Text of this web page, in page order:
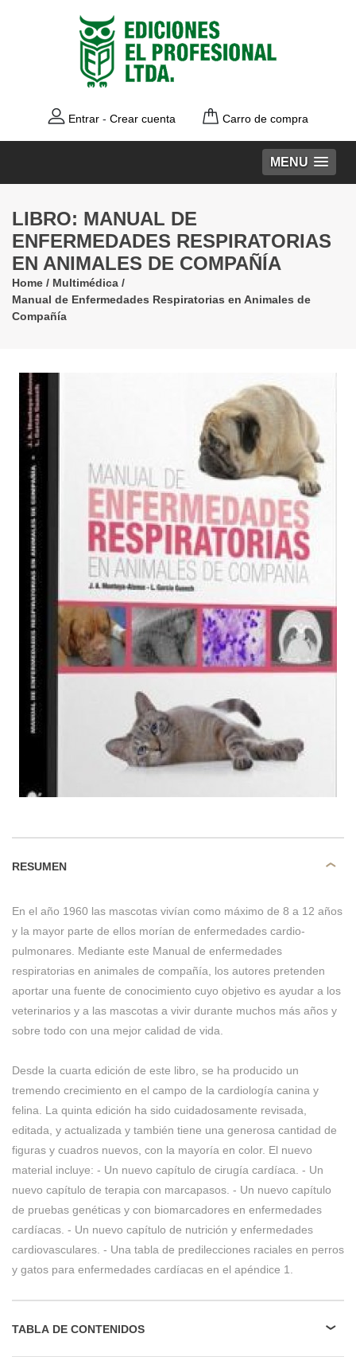
Entrar - Crear cuenta Carro de compra
MENU
LIBRO: MANUAL DE
ENFERMEDADES RESPIRATORIAS
EN ANIMALES DE COMPAÑÍA
Home / Multimédica /
Manual de Enfermedades Respiratorias en Animales de
Compañía
RESUMEN
En el año 1960 las mascotas vivían como máximo de 8 a 12 años
y la mayor parte de ellos morían de enfermedades cardio-
pulmonares. Mediante este Manual de enfermedades
respiratorias en animales de compañía, los autores pretenden
aportar una fuente de conocimiento cuyo objetivo es ayudar a los
veterinarios y a las mascotas a vivir durante muchos más años y
sobre todo con una mejor calidad de vida.
Desde la cuarta edición de este libro, se ha producido un
tremendo crecimiento en el campo de la cardiología canina y
felina. La quinta edición ha sido cuidadosamente revisada,
editada, y actualizada y también tiene una generosa cantidad de
figuras y cuadros nuevos, con la mayoría en color. El nuevo
material incluye: - Un nuevo capítulo de cirugía cardíaca. - Un
nuevo capítulo de terapia con marcapasos. - Un nuevo capítulo
de pruebas genéticas y con biomarcadores en enfermedades
cardíacas. - Un nuevo capítulo de nutrición y enfermedades
cardiovasculares. - Una tabla de predilecciones raciales en perros
y gatos para enfermedades cardíacas en el apéndice 1.
TABLA DE CONTENIDOS